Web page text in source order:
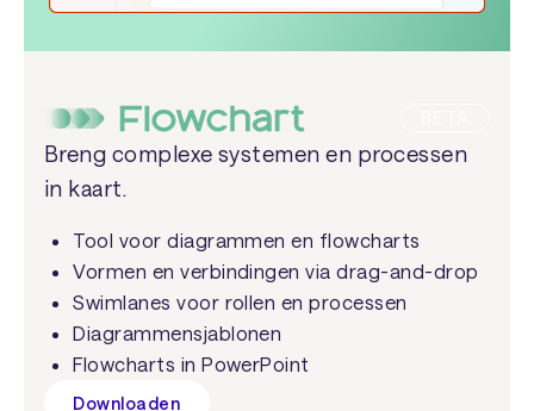
Breng complexe systemen en processen
in kaart.
Tool voor diagrammen en flowcharts
Vormen en verbindingen via drag-and-drop
Swimlanes voor rollen en processen
Diagrammensjablonen
Flowcharts in PowerPoint
Downloaden